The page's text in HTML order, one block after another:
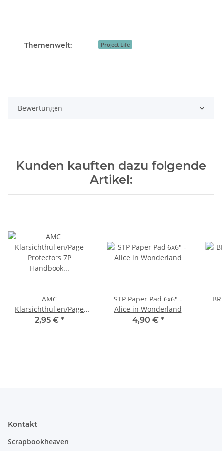
Themenwelt: Project Life
Bewertungen
Kunden kauften dazu folgende
Artikel:
AMC
Klarsichthüllen/Page
Protectors 7P Handbook
2,95 € *
STP Paper Pad 6x6" -
Alice in Wonderland
4,90 € *
Kontakt
Scrapbookheaven